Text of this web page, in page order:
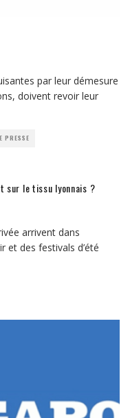
par leur démesure
doivent revoir leur
PRESSE
sur le tissu lyonnais ?
arrivent dans
et des festivals d’été